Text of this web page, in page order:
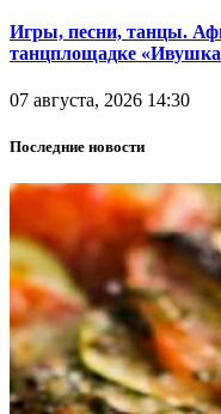
Игры, песни, танцы.
танцплощадке
07 августа, 2026 14:30
Последние новости